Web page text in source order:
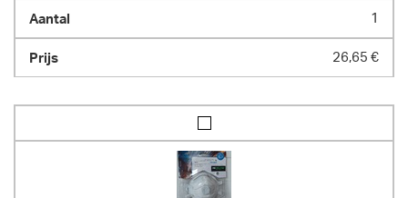
1
26,65 €